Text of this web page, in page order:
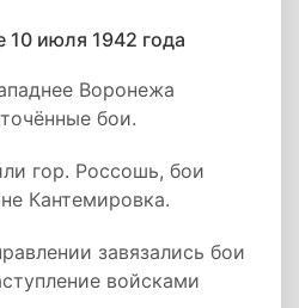
10 июля 1942 года
Воронежа
бои.
гор. Россошь, бои
Кантемировка.
завязались бои
войсками